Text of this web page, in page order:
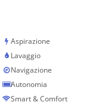
Aspirazione
Lavaggio
Navigazione
Autonomia
Smart & Comfort